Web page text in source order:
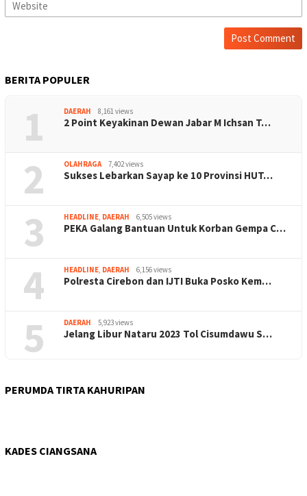
BERITA POPULER
1 DAERAH 8,161 views
2 Point Keyakinan Dewan Jabar M Ichsan T…
2 OLAHRAGA 7,402 views
Sukses Lebarkan Sayap ke 10 Provinsi HUT…
3 HEADLINE, DAERAH 6,505 views
PEKA Galang Bantuan Untuk Korban Gempa C…
4 HEADLINE, DAERAH 6,156 views
Polresta Cirebon dan IJTI Buka Posko Kem…
5 DAERAH 5,923 views
Jelang Libur Nataru 2023 Tol Cisumdawu S…
PERUMDA TIRTA KAHURIPAN
KADES CIANGSANA